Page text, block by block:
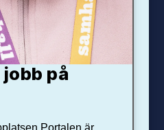
på
Portalen är